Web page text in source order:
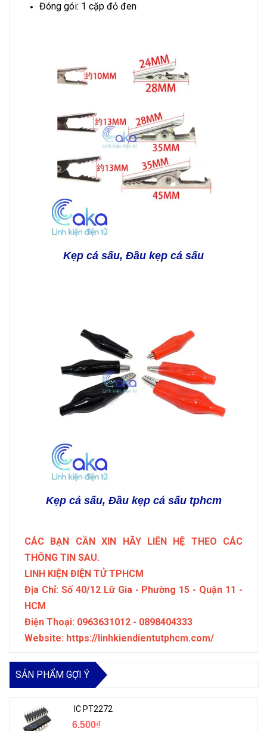
Đóng gói: 1 cặp đỏ đen
Kẹp cá sấu, Đầu kẹp cá sấu
Kẹp cá sấu, Đầu kẹp cá sấu tphcm
CÁC BẠN CẦN XIN HÃY LIÊN HỆ THEO CÁC
THÔNG TIN SAU.
LINH KIỆN ĐIỆN TỬ TPHCM
Địa Chỉ: Số 40/12 Lữ Gia - Phường 15 - Quận 11 -
HCM
Điện Thoại: 0963631012 - 0898404333
Website: https://linhkiendientutphcm.com/
SẢN PHẨM GỢI Ý
IC PT2272
6.500₫